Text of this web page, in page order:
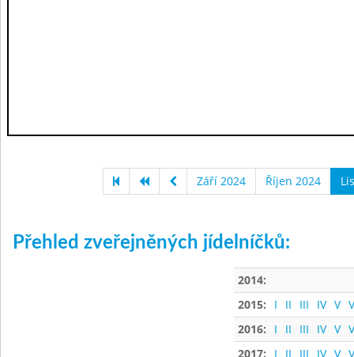
Září 2024 Říjen 2024
Přehled zveřejněných jídelníčků:
2014:
2015:
I II III IV V
2016:
I II III IV V
2017:
I II III IV V